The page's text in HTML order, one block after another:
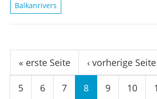
Balkanrivers
Seiten
« erste Seite ‹ vorherige Seite
5 6 7 8 9 10